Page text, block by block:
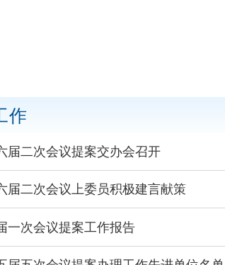
作
届二次会议提案交办会召开
届二次会议上委员积极建言献策
一次会议提案工作报告